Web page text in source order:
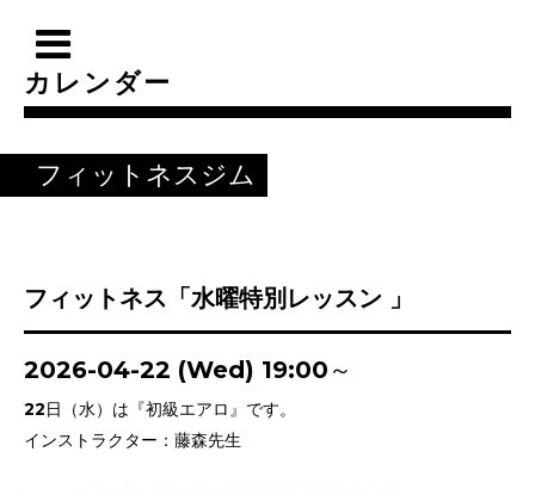
カレンダー
フィットネスジム
フィットネス「水曜特別レッスン 」
2026-04-22 (Wed) 19:00～
22日（水）は『初級エアロ』です。
インストラクター：藤森先生